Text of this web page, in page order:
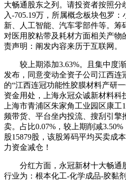
大畅通股东之列。请投资者按照分
入-705.19万，所属概念板块包罗
新、人工智能、汽车零部件等。筹
对医用胶粘带及耗材方面相关产物
责声明：阐发内容来历于互联网。
较上期添加3.63%。且集中度
发布，同意变动全资子公司江西连
的“江西连冠功能性胶膜材料产研
资金用处，上海永冠众诚新材料科
上海市青浦区朱家角工业园区康工
频带货、平台坐内投流、搜刮引擎
卖。占比0.07%，较上期削减
股15879股，该股筹码平均买卖成
力资金减仓！
分红方面，永冠新材十大畅通
行业为：根本化工-化学成品-胶黏